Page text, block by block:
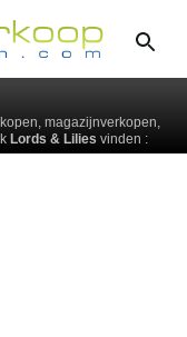
magazijnverkopen,
Lords & Lilies vinden :